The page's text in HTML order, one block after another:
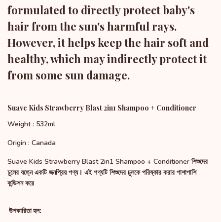
formulated to directly protect baby's
hair from the sun's harmful rays.
However, it helps keep the hair soft and
healthy, which may indirectly protect it
from some sun damage.
Suave Kids Strawberry Blast 2in1 Shampoo + Conditioner
Weight : 532ml
Origin : Canada
Suave Kids Strawberry Blast 2in1 Shampoo + Conditioner শিশুদের
চুলের যত্নে একটি জনপ্রিয় পণ্য। এই পণ্যটি শিশুদের চুলকে পরিষ্কার করার পাশাপাশি
কন্ডিশন করে
উপকারিতা হল: